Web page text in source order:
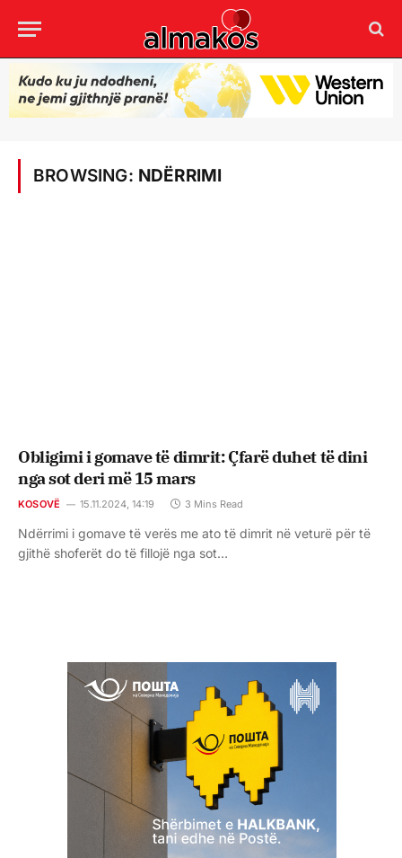
BROWSING: NDËRRIMI
Obligimi i gomave të dimrit: Çfarë duhet të dini
nga sot deri më 15 mars
KOSOVË 15.11.2024, 14:19 3 Mins Read
Ndërrimi i gomave të verës me ato të dimrit në veturë për të
gjithë shoferët do të fillojë nga sot…